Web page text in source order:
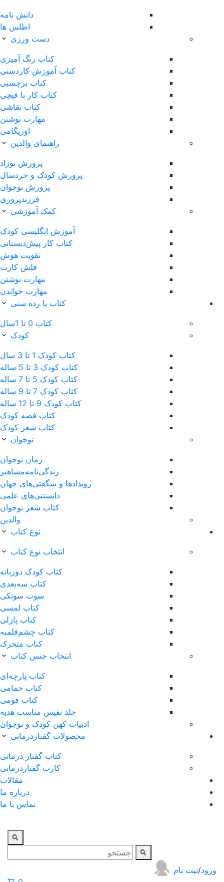
دانش نامه
اطلس ها
کتاب رنگ آمیزی
کتاب آموزش کاردستی
کتاب برچسبی
کتاب کار با قیچی
کتاب نقاشی
مهارت نوشتن
راهنمای والدین
پرورش نوزاد
پرورش کودک و خردسال
پرورش نوجوان
فرزندپروری
آموزش انگلیسی کودک
کتاب‌ کار پیش‌دبستانی
تقویت هوش
فلش کارت
مهارت نوشتن
مهارت خواندن
کتاب کودک 1 تا 3 سال
کتاب کودک 3 تا 5 ساله
کتاب کودک 5 تا 7 ساله
کتاب کودک 7 تا 9 ساله
کتاب قصه کودک
کتاب شعر کودک
رمان نوجوان
زندگی‌نامه‌مشاهیر
و‌ شگفتی‌های‌ جهان
دانستنی‌های علمی
کتاب شعر نوجوان
انتخاب نوع کتاب
کتاب کودک دوزبانه
کتاب سه‌بعدی
سوت سوتکی
کتاب لمسی
کتاب چشم‌قلمبه
کتاب متحرک
انتخاب جنس کتاب
کتاب پارچه‌ای
کتاب حمامی
کتاب فومی
جلد نفیس مناسب هدیه
ادبیات کهن کودک و نوجوان
محصولات گفتاردرمانی
کتاب گفتار درمانی
کارت گفتاردرمانی